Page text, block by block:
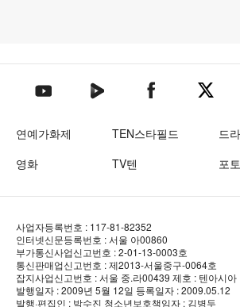
텐아시아 유튜브텐아시아 네이버TV텐아시아 페이스북
텐아시
연예가화제 TEN스타필드 드
영화
TV텐 포토
사업자등록번호 : 117-81-82352
인터넷신문등록번호 : 서울 아00860
부가통신사업신고번호 : 2-01-13-0003호
통신판매업신고번호 : 제2013-서울중구-0064호
잡지사업신고번호 : 서울 중.라00439 제호 : 텐아시아
발행일자 : 2009년 5월 12일 등록일자 : 2009.05.12
발행·편집인 : 박수진 청소년보호책임자 : 김병두